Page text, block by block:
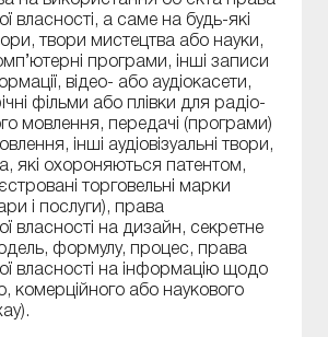
власності, а саме на будь-які
твори мистецтва або науки,
програми, інші записи
відео- або аудіокасети,
фільми або плівки для радіо-
мовлення, передачі (програми)
інші аудіовізуальні твори,
які охороняються патентом,
торговельні марки
і послуги), права
власності на дизайн, секретне
формулу, процес, права
власності на інформацію щодо
комерційного або наукового